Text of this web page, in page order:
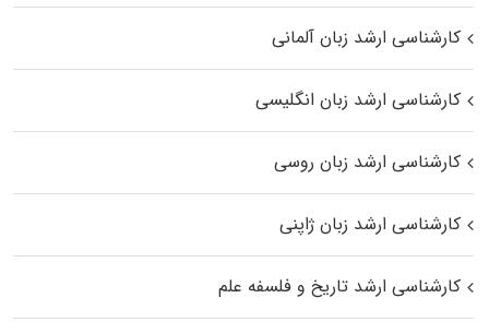
کارشناسی ارشد زبان آلمانی
کارشناسی ارشد زبان انگلیسی
کارشناسی ارشد زبان روسی
کارشناسی ارشد زبان ژاپنی
کارشناسی ارشد تاریخ و فلسفه علم